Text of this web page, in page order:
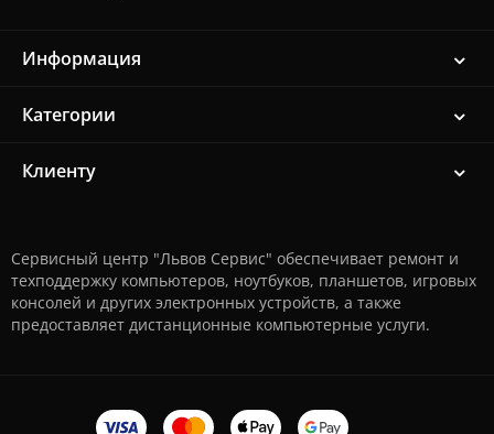
Информация
Категории
Клиенту
Сервисный центр "Львов Сервис" обеспечивает ремонт и
техподдержку компьютеров, ноутбуков, планшетов, игровых
консолей и других электронных устройств, а также
предоставляет дистанционные компьютерные услуги.